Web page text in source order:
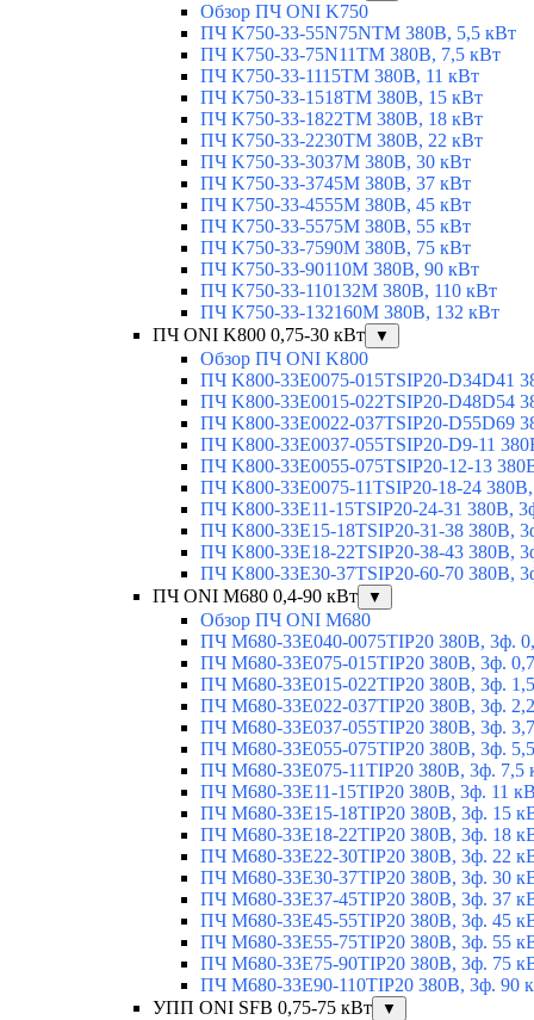
Обзор ПЧ ONI K750
ПЧ K750-33-55N75NTM 380В, 5,5 кВт
ПЧ K750-33-75N11TM 380В, 7,5 кВт
ПЧ K750-33-1115TM 380В, 11 кВт
ПЧ K750-33-1518TM 380В, 15 кВт
ПЧ K750-33-1822TM 380В, 18 кВт
ПЧ K750-33-2230TM 380В, 22 кВт
ПЧ K750-33-3037M 380В, 30 кВт
ПЧ K750-33-3745M 380В, 37 кВт
ПЧ K750-33-4555M 380В, 45 кВт
ПЧ K750-33-5575M 380В, 55 кВт
ПЧ K750-33-7590M 380В, 75 кВт
ПЧ K750-33-90110M 380В, 90 кВт
ПЧ K750-33-110132M 380В, 110 кВт
ПЧ K750-33-132160M 380В, 132 кВт
ПЧ ONI K800 0,75-30 кВт
▼
Обзор ПЧ ONI K800
ПЧ K800-33E0075-015TSIP20-D34D41
ПЧ K800-33E0015-022TSIP20-D48D54
ПЧ K800-33E0022-037TSIP20-D55D69
ПЧ K800-33E0037-055TSIP20-D9-11
ПЧ K800-33E0055-075TSIP20-12-13
ПЧ K800-33E0075-11TSIP20-18-24
ПЧ K800-33E11-15TSIP20-24-31 380В,
ПЧ K800-33E15-18TSIP20-31-38 380В,
ПЧ K800-33E18-22TSIP20-38-43 380В,
ПЧ K800-33E30-37TSIP20-60-70 380В,
ПЧ ONI M680 0,4-90 кВт
▼
Обзор ПЧ ONI M680
ПЧ M680-33E040-0075TIP20 380В, 3ф.
ПЧ M680-33E075-015TIP20 380В, 3ф.
ПЧ M680-33E015-022TIP20 380В, 3ф.
ПЧ M680-33E022-037TIP20 380В, 3ф.
ПЧ M680-33E037-055TIP20 380В, 3ф.
ПЧ M680-33E055-075TIP20 380В, 3ф.
ПЧ M680-33E075-11TIP20 380В, 3ф. 7,5
ПЧ M680-33E11-15TIP20 380В, 3ф. 11
ПЧ M680-33E15-18TIP20 380В, 3ф. 15
ПЧ M680-33E18-22TIP20 380В, 3ф. 18
ПЧ M680-33E22-30TIP20 380В, 3ф. 22
ПЧ M680-33E30-37TIP20 380В, 3ф. 30
ПЧ M680-33E37-45TIP20 380В, 3ф. 37
ПЧ M680-33E45-55TIP20 380В, 3ф. 45
ПЧ M680-33E55-75TIP20 380В, 3ф. 55
ПЧ M680-33E75-90TIP20 380В, 3ф. 75
ПЧ M680-33E90-110TIP20 380В, 3ф. 90
УПП ONI SFB 0,75-75 кВт
▼